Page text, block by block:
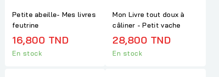
Petite abeille- Mes livres
feutrine
16,800 TND
En stock
Mon Livre tout doux à
câliner - Petit vache
28,800 TND
En stock